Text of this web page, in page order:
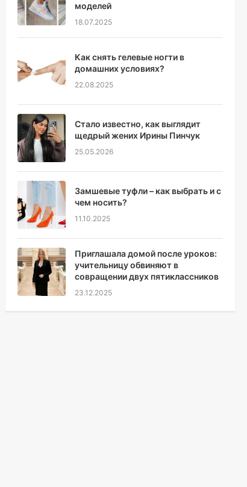
моделей
18.07.2025
Как снять гелевые ногти в
домашних условиях?
22.08.2025
Стало известно, как выглядит
щедрый жених Ирины Пинчук
25.05.2026
Замшевые туфли – как выбрать и с
чем носить?
11.10.2025
Приглашала домой после уроков:
учительницу обвиняют в
совращении двух пятиклассников
23.12.2025